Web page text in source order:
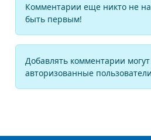
Комментарии еще никто не
быть первым!
Добавлять комментарии могут
авторизованные